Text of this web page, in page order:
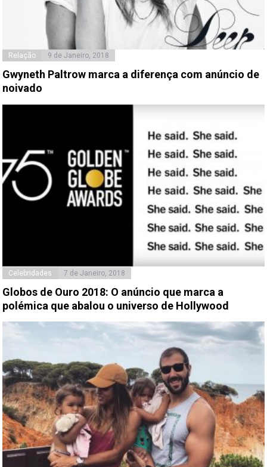
Relação 9 de Janeiro, 2018
Gwyneth Paltrow marca a diferença com anúncio de
noivado
Celebridades 7 de Janeiro, 2018
Globos de Ouro 2018: O anúncio que marca a
polémica que abalou o universo de Hollywood